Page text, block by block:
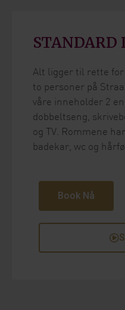
STANDARD
Alt ligger til rette for
to personer på
våre inneholder 2
dobbeltseng,
og TV. Rommene
badekar, wc og
Book Nå